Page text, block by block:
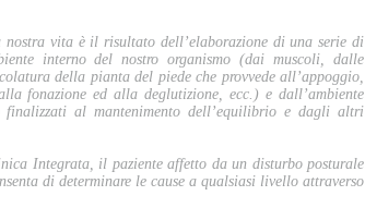
vita è il risultato dell’elaborazione di una serie di
interno del nostro organismo (dai muscoli, dalle
della pianta del piede che provvede all’appoggio,
fonazione ed alla deglutizione, ecc.) e dall’ambiente
finalizzati al mantenimento dell’equilibrio e dagli altri
Integrata, il paziente affetto da un disturbo posturale
di determinare le cause a qualsiasi livello attraverso